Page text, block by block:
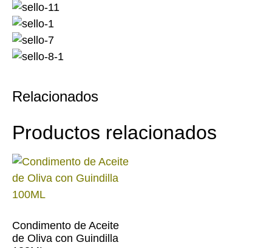
Relacionados
Productos relacionados
Condimento de Aceite
de Oliva con Guindilla